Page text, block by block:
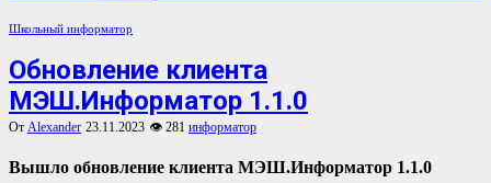
Школьный информатор
Обновление клиента
МЭШ.Информатор 1.1.0
От Alexander 23.11.2023 👁 281 информатор
Вышло обновление клиента МЭШ.Информатор 1.1.0